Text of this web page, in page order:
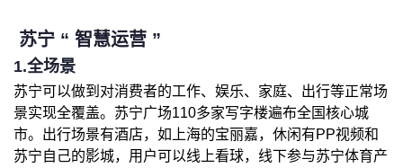
苏宁 “ 智慧运营 ”
1.全场景
苏宁可以做到对消费者的工作、娱乐、家庭、出行等正常场
景实现全覆盖。苏宁广场110多家写字楼遍布全国核心城
市。出行场景有酒店，如上海的宝丽嘉，休闲有PP视频和
苏宁自己的影城，用户可以线上看球，线下参与苏宁体育产